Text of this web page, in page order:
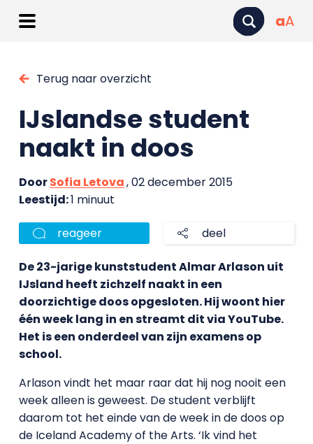
aA
Terug naar overzicht
IJslandse student
naakt in doos
DoorSofia Letova, 02 december 2015
Leestijd:1 minuut
reageer deel
De 23-jarige kunststudent Almar Arlason uit
IJsland heeft zichzelf naakt in een
doorzichtige doos opgesloten. Hij woont hier
één week lang in en streamt dit via YouTube.
Het is een onderdeel van zijn examens op
school.
Arlason vindt het maar raar dat hij nog nooit een
week alleen is geweest. De student verblijft
daarom tot het einde van de week in de doos op
de Iceland Academy of the Arts. ‘Ik vind het